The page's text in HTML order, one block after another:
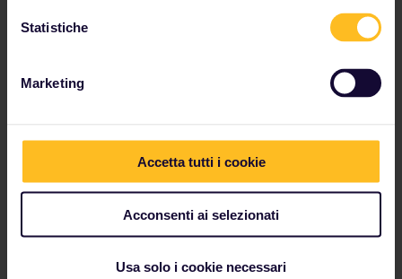
Statistiche
Marketing
Accetta tutti i cookie
Acconsenti ai selezionati
Usa solo i cookie necessari
Viaggiare da Parigi Nord ad Amsterdam Centrale è
Prenotazione obbligatoria. Tieni presente che i
Pass sono limitati.
Itinerario alternativo (con alcune prenotazioni)
Da Parigi Nord a Lille Flandres – TGV* – 1h 5m